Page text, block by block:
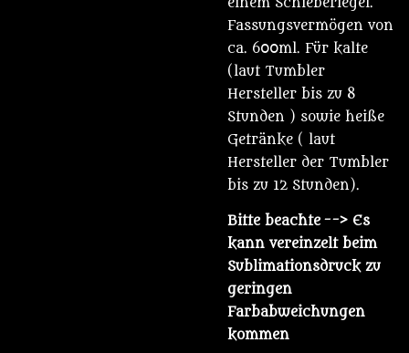
einem Schieberiegel.
Fassungsvermögen von
ca. 600ml. Für kalte
(laut Tumbler
Hersteller bis zu 8
Stunden ) sowie heiße
Getränke ( laut
Hersteller der Tumbler
bis zu 12 Stunden).
Bitte beachte --> Es
kann vereinzelt beim
Sublimationsdruck zu
geringen
Farbabweichungen
kommen